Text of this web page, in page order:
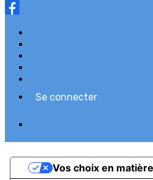
Se connecter
Vos choix en